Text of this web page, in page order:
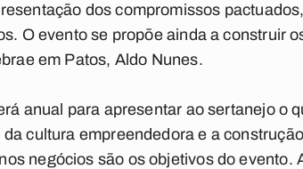
dos compromissos
O evento se propõe ainda a construir
em Patos, Aldo Nunes.
anual para apresentar ao sertanejo o
cultura empreendedora e a
negócios são os objetivos do evento.